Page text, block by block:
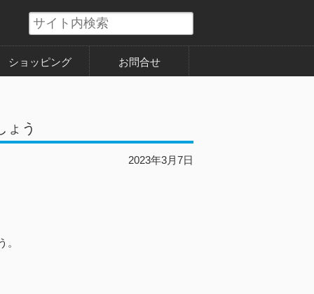
ショッピング お問合せ
ょう
2023年3月7日
。